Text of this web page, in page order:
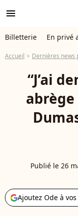
menu
Billetterie En privé
Accueil Dernières news
“J’ai
Publié le 26
Ajoutez Ode à